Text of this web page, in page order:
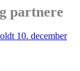
10. december
partnere